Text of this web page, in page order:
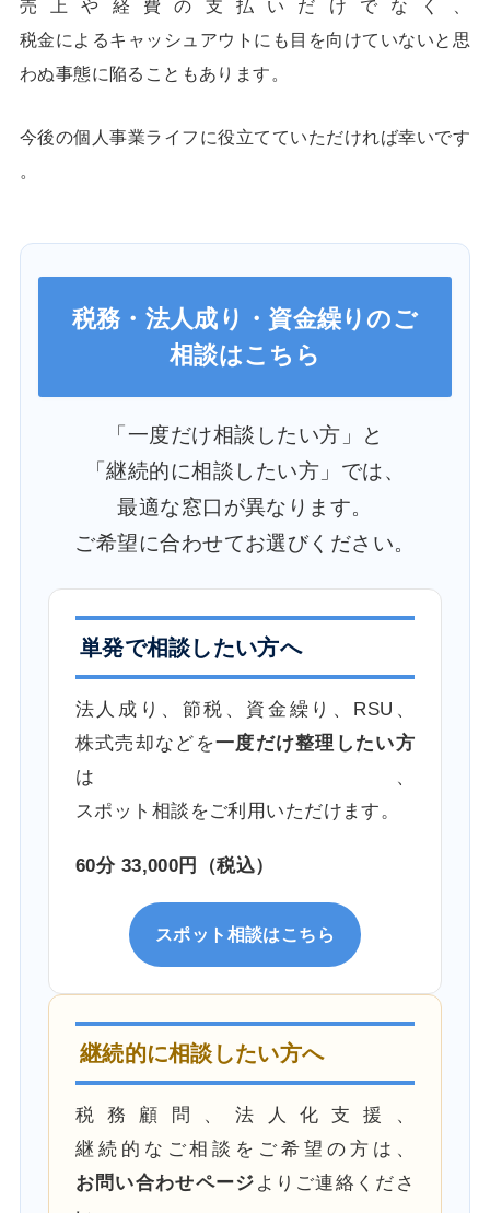
売上や経費の支払いだけでなく、
税金によるキャッシュアウトにも目を向けていないと思
わぬ事態に陥ることもあります。
今後の個人事業ライフに役立てていただければ幸いです
。
税務・法人成り・資金繰りのご
相談はこちら
「一度だけ相談したい方」と
「継続的に相談したい方」では、
最適な窓口が異なります。
ご希望に合わせてお選びください。
単発で相談したい方へ
法人成り、節税、資金繰り、RSU、
株式売却などを一度だけ整理したい方
は、
スポット相談をご利用いただけます。
60分 33,000円（税込）
スポット相談はこちら
継続的に相談したい方へ
税務顧問、法人化支援、
継続的なご相談をご希望の方は、
お問い合わせページ よりご連絡くださ